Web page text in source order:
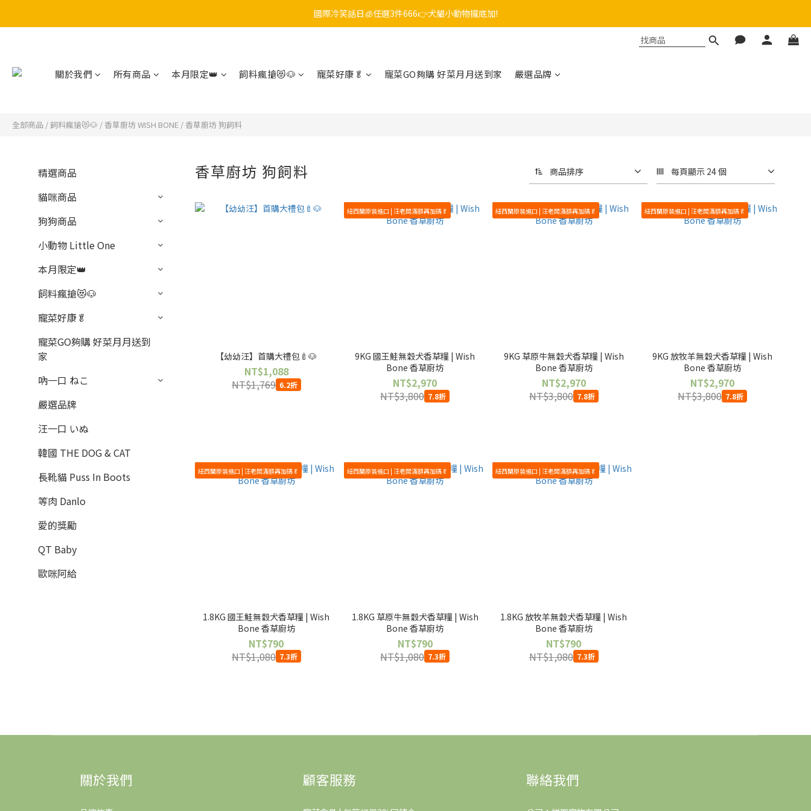
毛孩FUN暑假，飼料最低45折起😻只到9/21
國際冷笑話日🧊任選3件666👉犬貓小動物攏底加!
毛孩FUN暑假，飼料最低45折起😻只到9/21
關於我們 所有商品 本月限定👑 飼料瘋搶😻🐶 寵菜好康🥬 寵菜GO夠購 好菜月月送到家 嚴選品牌
全部商品 /飼料瘋搶😻🐶 / 香草廚坊 WISH BONE / 香草廚坊 狗飼料
精選商品
貓咪商品
狗狗商品
小動物 Little One
本月限定👑
飼料瘋搶😻🐶
寵菜好康🥬
寵菜GO夠購 好菜月月送到
家
吶一口 ねこ
嚴選品牌
汪一口 いぬ
韓國 THE DOG & CAT
長靴貓 Puss In Boots
等肉 Danlo
愛的獎勵
QT Baby
歐咪阿給
香草廚坊 狗飼料 商品排序 每頁顯示 24 個
【幼幼汪】首購大禮包🍼🐶
NT$1,088
NT$1,769 6.2折
紐西蘭原裝進口 | 汪老闆滿額再加碼🥬
9KG 國王鮭無穀犬香草糧 | Wish
Bone 香草廚坊
NT$2,970
NT$3,800 7.8折
紐西蘭原裝進口 | 汪老闆滿額再加碼🥬
9KG 草原牛無穀犬香草糧 | Wish
Bone 香草廚坊
NT$2,970
NT$3,800 7.8折
紐西蘭原裝進口 | 汪老闆滿額再加碼🥬
9KG 放牧羊無穀犬香草糧 | Wish
Bone 香草廚坊
NT$2,970
NT$3,800 7.8折
紐西蘭原裝進口 | 汪老闆滿額再加碼🥬
1.8KG 國王鮭無穀犬香草糧 | Wish
Bone 香草廚坊
NT$790
NT$1,080 7.3折
紐西蘭原裝進口 | 汪老闆滿額再加碼🥬
1.8KG 草原牛無穀犬香草糧 | Wish
Bone 香草廚坊
NT$790
NT$1,080 7.3折
紐西蘭原裝進口 | 汪老闆滿額再加碼🥬
1.8KG 放牧羊無穀犬香草糧 | Wish
Bone 香草廚坊
NT$790
NT$1,080 7.3折
關於我們 顧客服務 聯絡我們